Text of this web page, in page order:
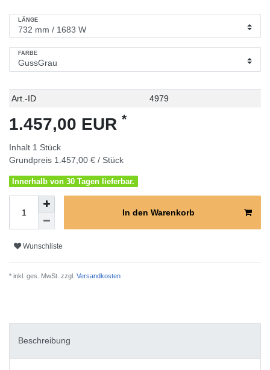
LÄNGE
FARBE
Technisches
Wert
Art.-ID 4979
1.457,00 EUR *
Inhalt 1 Stück
Grundpreis 1.457,00 € / Stück
Innerhalb von 30 Tagen lieferbar.
In den Warenkorb
Wunschliste
* inkl. ges. MwSt. zzgl. Versandkosten
Beschreibung